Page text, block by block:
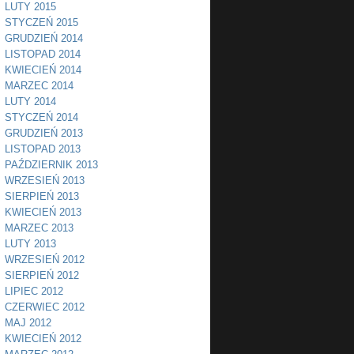
LUTY 2015
STYCZEŃ 2015
GRUDZIEŃ 2014
LISTOPAD 2014
KWIECIEŃ 2014
MARZEC 2014
LUTY 2014
STYCZEŃ 2014
GRUDZIEŃ 2013
LISTOPAD 2013
PAŹDZIERNIK 2013
WRZESIEŃ 2013
SIERPIEŃ 2013
KWIECIEŃ 2013
MARZEC 2013
LUTY 2013
WRZESIEŃ 2012
SIERPIEŃ 2012
LIPIEC 2012
CZERWIEC 2012
MAJ 2012
KWIECIEŃ 2012